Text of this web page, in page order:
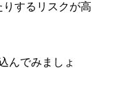
するリスクが高
んでみましょ